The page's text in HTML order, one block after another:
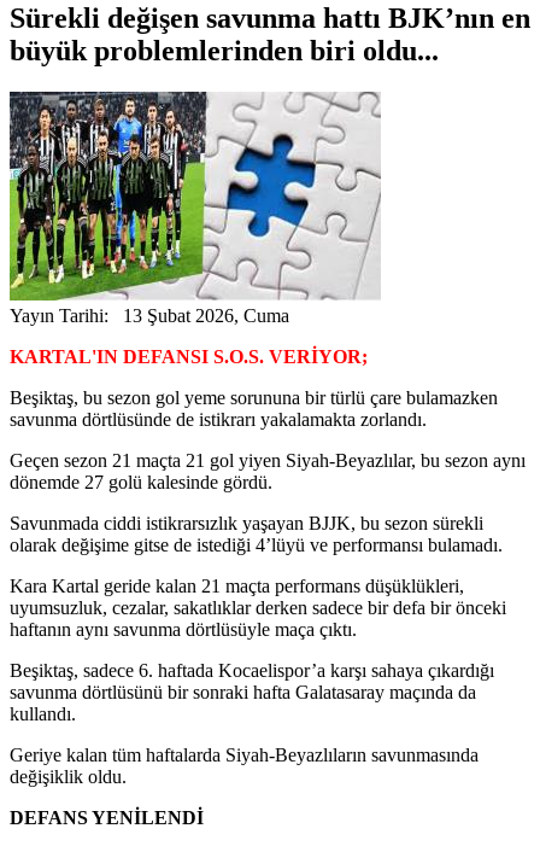
Sürekli değişen savunma hattı BJK’nın en
büyük problemlerinden biri oldu...
Yayın Tarihi: 13 Şubat 2026, Cuma
KARTAL'IN DEFANSI S.O.S. VERİYOR;
Beşiktaş, bu sezon gol yeme sorununa bir türlü çare bulamazken
savunma dörtlüsünde de istikrarı yakalamakta zorlandı.
Geçen sezon 21 maçta 21 gol yiyen Siyah-Beyazlılar, bu sezon aynı
dönemde 27 golü kalesinde gördü.
Savunmada ciddi istikrarsızlık yaşayan BJJK, bu sezon sürekli
olarak değişime gitse de istediği 4’lüyü ve performansı bulamadı.
Kara Kartal geride kalan 21 maçta performans düşüklükleri,
uyumsuzluk, cezalar, sakatlıklar derken sadece bir defa bir önceki
haftanın aynı savunma dörtlüsüyle maça çıktı.
Beşiktaş, sadece 6. haftada Kocaelispor’a karşı sahaya çıkardığı
savunma dörtlüsünü bir sonraki hafta Galatasaray maçında da
kullandı.
Geriye kalan tüm haftalarda Siyah-Beyazlıların savunmasında
değişiklik oldu.
DEFANS YENİLENDİ